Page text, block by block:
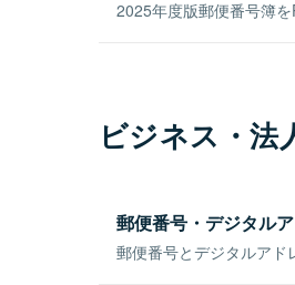
2025年度版郵便番号簿を
ビジネス・法
郵便番号・デジタル
郵便番号とデジタルアド